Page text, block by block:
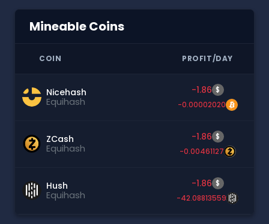
Mineable Coins
COIN PROFIT/DAY
Nicehash
Equihash
-1.86 $
-0.00002020
ZCash
Equihash
-1.86 $
-0.00461127
Hush
Equihash
-1.86 $
-42.08813559